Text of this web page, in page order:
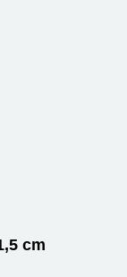
cm